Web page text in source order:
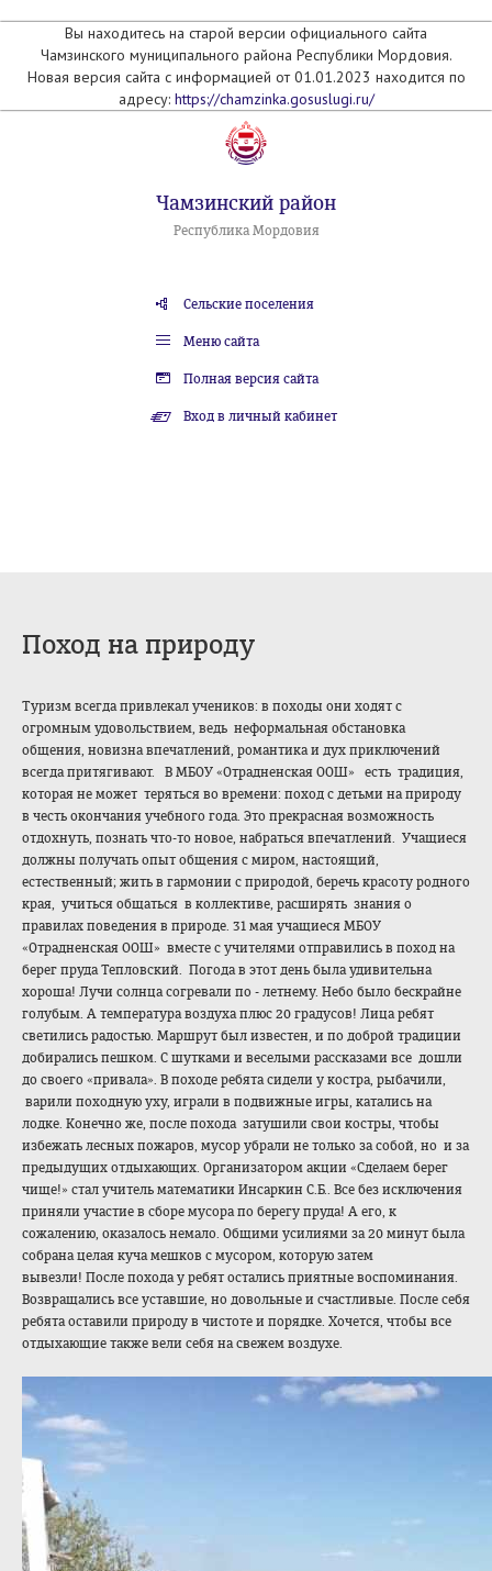
Вы находитесь на старой версии официального сайта
Чамзинского муниципального района Республики Мордовия.
Новая версия сайта с информацией от 01.01.2023 находится по
адресу: https://chamzinka.gosuslugi.ru/
Чамзинский район
Республика Мордовия
Сельские поселения
Меню сайта
Полная версия сайта
Вход в личный кабинет
Поход на природу
Туризм всегда привлекал учеников: в походы они ходят с
огромным удовольствием, ведь неформальная обстановка
общения, новизна впечатлений, романтика и дух приключений
всегда притягивают. В МБОУ «Отрадненская ООШ» есть традиция,
которая не может теряться во времени: поход с детьми на природу
в честь окончания учебного года. Это прекрасная возможность
отдохнуть, познать что-то новое, набраться впечатлений. Учащиеся
должны получать опыт общения с миром, настоящий,
естественный; жить в гармонии с природой, беречь красоту родного
края, учиться общаться в коллективе, расширять знания о
правилах поведения в природе. 31 мая учащиеся МБОУ
«Отрадненская ООШ» вместе с учителями отправились в поход на
берег пруда Тепловский. Погода в этот день была удивительна
хороша! Лучи солнца согревали по - летнему. Небо было бескрайне
голубым. А температура воздуха плюс 20 градусов! Лица ребят
светились радостью. Маршрут был известен, и по доброй традиции
добирались пешком. С шутками и веселыми рассказами все дошли
до своего «привала». В походе ребята сидели у костра, рыбачили,
варили походную уху, играли в подвижные игры, катались на
лодке. Конечно же, после похода затушили свои костры, чтобы
избежать лесных пожаров, мусор убрали не только за собой, но и за
предыдущих отдыхающих. Организатором акции «Сделаем берег
чище!» стал учитель математики Инсаркин С.Б.. Все без исключения
приняли участие в сборе мусора по берегу пруда! А его, к
сожалению, оказалось немало. Общими усилиями за 20 минут была
собрана целая куча мешков с мусором, которую затем
вывезли! После похода у ребят остались приятные воспоминания.
Возвращались все уставшие, но довольные и счастливые. После себя
ребята оставили природу в чистоте и порядке. Хочется, чтобы все
отдыхающие также вели себя на свежем воздухе.